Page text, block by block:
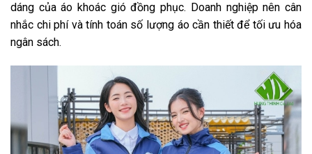
dáng của áo khoác gió đồng phục. Doanh nghiệp nên cân
nhắc chi phí và tính toán số lượng áo cần thiết để tối ưu hóa
ngân sách.